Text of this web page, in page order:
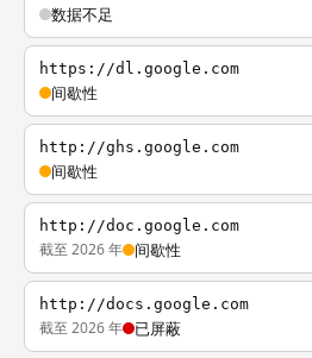
数据不足
https://dl.google.com
间歇性
http://ghs.google.com
间歇性
http://doc.google.com
截至 2026 年 间歇性
http://docs.google.com
截至 2026 年 已屏蔽